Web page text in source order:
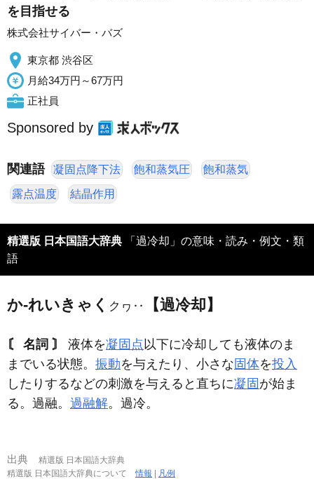
を目指せる
株式会社サイバー・バズ
東京都 渋谷区
月給34万円～67万円
正社員
Sponsored by
関連語 凝固点降下法 飽和蒸気圧 飽和蒸気
露点温度 結晶作用
精選版 日本国語大辞典 「過冷却」の意味・読み・例文・類
語
か‐れいきゃく クヮ‥ 【過冷却】
〘 名詞 〙 液体を凝固点 以下に冷却しても液体のま
までいる状態。 振動を与えたり、小さな固体を投入
したりするなどの刺激を与えると直ちに凝固 が始ま
る。過融。 過融解。過冷。
出典
精選版 日本国語大辞典
精選版 日本国語大辞典について情報 | 凡例